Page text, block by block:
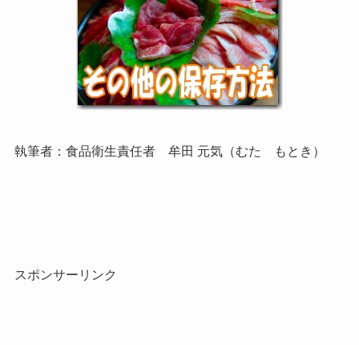
執筆者：食品衛生責任者 牟田 元気（むた もとき）
スポンサーリンク